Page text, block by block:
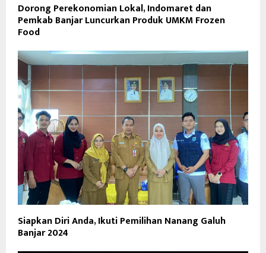
Dorong Perekonomian Lokal, Indomaret dan
Pemkab Banjar Luncurkan Produk UMKM Frozen
Food
Siapkan Diri Anda, Ikuti Pemilihan Nanang Galuh
Banjar 2024